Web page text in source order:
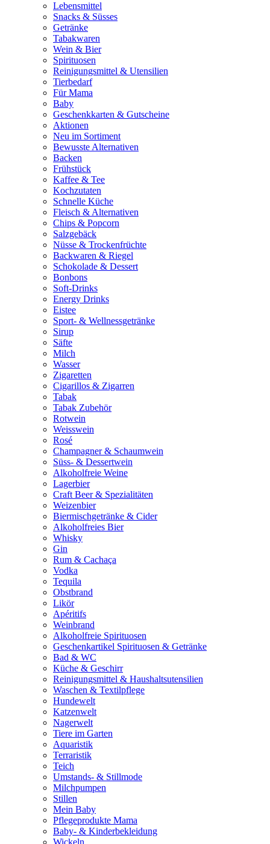
Lebensmittel
Snacks & Süsses
Getränke
Tabakwaren
Wein & Bier
Spirituosen
Reinigungsmittel & Utensilien
Tierbedarf
Für Mama
Baby
Geschenkkarten & Gutscheine
Aktionen
Neu im Sortiment
Bewusste Alternativen
Backen
Frühstück
Kaffee & Tee
Kochzutaten
Schnelle Küche
Fleisch & Alternativen
Chips & Popcorn
Salzgebäck
Nüsse & Trockenfrüchte
Backwaren & Riegel
Schokolade & Dessert
Bonbons
Soft-Drinks
Energy Drinks
Eistee
Sport- & Wellnessgetränke
Sirup
Säfte
Milch
Wasser
Zigaretten
Cigarillos & Zigarren
Tabak
Tabak Zubehör
Rotwein
Weisswein
Rosé
Champagner & Schaumwein
Süss- & Dessertwein
Alkoholfreie Weine
Lagerbier
Craft Beer & Spezialitäten
Weizenbier
Biermischgetränke & Cider
Alkoholfreies Bier
Whisky
Gin
Rum & Cachaça
Vodka
Tequila
Obstbrand
Likör
Apéritifs
Weinbrand
Alkoholfreie Spirituosen
Geschenkartikel Spirituosen & Getränke
Bad & WC
Küche & Geschirr
Reinigungsmittel & Haushaltsutensilien
Waschen & Textilpflege
Hundewelt
Katzenwelt
Nagerwelt
Tiere im Garten
Aquaristik
Terraristik
Teich
Umstands- & Stillmode
Milchpumpen
Stillen
Mein Baby
Pflegeprodukte Mama
Baby- & Kinderbekleidung
Wickeln